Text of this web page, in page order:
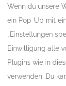
Wenn du unsere
ein Pop-Up mit
„Einstellungen
Einwilligung alle
Plugins wie in
verwenden. Du